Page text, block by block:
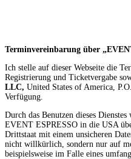
Terminvereinbarung über
Ich stelle auf dieser Webseite die
Registrierung und Ticketvergabe
LLC, United States of America,
Verfügung.
Durch das Benutzen dieses
EVENT ESPRESSO in die USA
Drittstaat mit einem unsicheren
nicht willkürlich, sondern nur auf
beispielsweise im Falle eines